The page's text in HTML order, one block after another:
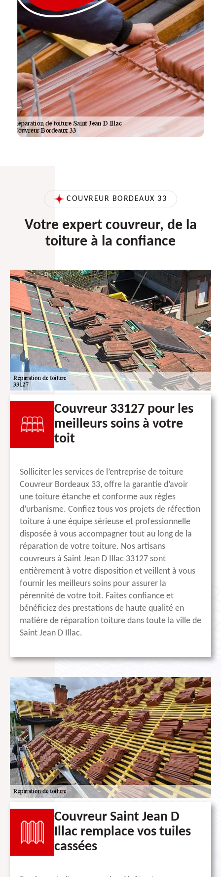
COUVREUR BORDEAUX 33
Votre expert couvreur, de la
toiture à la confiance
Couvreur 33127 pour les
meilleurs soins à votre
toit
Solliciter les services de l’entreprise de toiture
Couvreur Bordeaux 33, offre la garantie d’avoir
une toiture étanche et conforme aux règles
d’urbanisme. Confiez tous vos projets de réfection
toiture à une équipe sérieuse et professionnelle
disposée à vous accompagner tout au long de la
réparation de votre toiture. Nos artisans
couvreurs à Saint Jean D Illac 33127 sont
entièrement à votre disposition et veillent à vous
fournir les meilleurs soins pour assurer la
pérennité de votre toit. Faites confiance et
bénéficiez des prestations de haute qualité en
matière de réparation toiture dans toute la ville de
Saint Jean D Illac.
Couvreur Saint Jean D
Illac remplace vos tuiles
cassées